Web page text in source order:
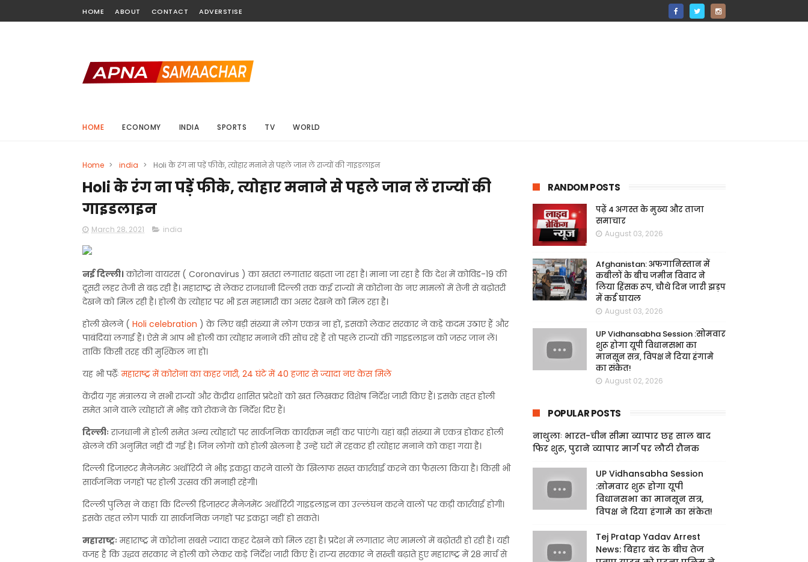
HOME ABOUT CONTACT ADVERSTISE
HOME ECONOMY INDIA SPORTS TV WORLD
Home > india > Holi के रंग ना पड़ें फीके, त्योहार मनाने से पहले जान लें राज्यों की गाइडलाइन
Holi के रंग ना पड़ें फीके, त्योहार मनाने से पहले जान लें राज्यों की
गाइडलाइन
March 28, 2021 india
नई दिल्ली।कोरोना वायरस ( Coronavirus ) का खतरा लगातार बढ़ता जा रहा है। माना जा रहा है कि देश में कोविड-19 की
दूसरी लहर तेजी से बढ़ रही है। महाराष्ट्र से लेकर राजधानी दिल्ली तक कई राज्यों में कोरोना के नए मामलों में तेजी से बढ़ोतरी
देखने को मिल रही है। होली के त्योहार पर भी इस महामारी का असर देखने को मिल रहा है।
होली खेलने ( Holi celebration ) के लिए बड़ी संख्या में लोग एकत्र ना हों, इसको लेकर सरकार ने कड़े कदम उठाए हैं और
पाबंदियां लगाई हैं। ऐसे में आप भी होली का त्योहार मनाने की सोच रहे हैं तो पहले राज्यों की गाइडलाइन को जरूर जान लें।
ताकि किसी तरह की मुश्किल ना हो।
यह भी पढ़ेँःमहाराष्ट्र में कोरोना का कहर जारी, 24 घंटे में 40 हजार से ज्यादा नए केस मिले
केंद्रीय गृह मंत्रालय ने सभी राज्यों और केंद्रीय शासित प्रदेशों को खत लिखकर विशेष निर्देश जारी किए हैं। इसके तहत होली
समेत आने वाले त्योहारों में भीड़ को रोकने के निर्देश दिए हैं।
दिल्लीः राजधानी में होली समेत अन्‍य त्‍योहारों पर सार्वजनिक कार्यक्रम नहीं कर पाएंगे। यहां बड़ी संख्या में एकत्र होकर होली
खेलने की अनुमित नहीं दी गई है। जिन लोगों को होली खेलना है उन्हें घरों में रहकर ही त्योहार मनाने को कहा गया है।
दिल्‍ली डिजास्‍टर मैनेजमेंट अथॉरिटी ने भीड़ इकट्ठा करने वालों के खिलाफ सख्त कार्रवाई करने का फैसला किया है। किसी भी
सार्वजनिक जगहों पर होली उत्सव की मनाही रहेगी।
दिल्ली पुलिस ने कहा कि दिल्ली डिजास्टर मैनेजमेंट अथॉरिटी गाइडलाइन का उल्लंघन करने वालों पर कड़ी कार्रवाई होगी।
इसके तहत लोग पार्क या सार्वजनिक जगहों पर इकट्ठा नहीं हो सकते।
महाराष्ट्रः महाराष्ट्र में कोरोना सबसे ज्यादा कहर देखने को मिल रहा है। प्रदेश में लगातार नेए मामलों में बढ़ोतरी हो रही है। यही
वजह है कि उद्धव सरकार ने होली को लेकर कड़े निर्देश जारी किए हैं। राज्य सरकार ने सख्ती बढ़ाते हुए महाराष्ट्र में 28 मार्च से
RANDOM POSTS
पढ़ें 4 अगस्त के मुख्य और ताजा
समाचार
August 03, 2026
Afghanistan: अफगानिस्तान में
कबीलों के बीच जमीन विवाद ने
लिया हिंसक रूप, चौथे दिन जारी झड़प
में कई घायल
August 03, 2026
UP Vidhansabha Session :सोमवार
शुरू होगा यूपी विधानसभा का
मानसून सत्र, विपक्ष ने दिया हंगामे
का संकेत!
August 02, 2026
POPULAR POSTS
नाथुलाः भारत-चीन सीमा व्यापार छह साल बाद
फिर शुरू, पुराने व्यापार मार्ग पर लौटी रौनक
UP Vidhansabha Session
:सोमवार शुरू होगा यूपी
विधानसभा का मानसून सत्र,
विपक्ष ने दिया हंगामे का संकेत!
Tej Pratap Yadav Arrest
News: बिहार बंद के बीच तेज